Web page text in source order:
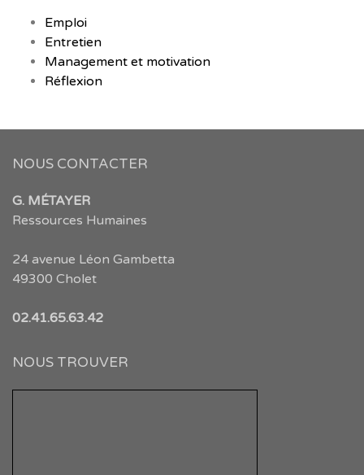
Emploi
Entretien
Management et motivation
Réflexion
NOUS CONTACTER
G. MÉTAYER
Ressources Humaines
24 avenue Léon Gambetta
49300 Cholet
02.41.65.63.42
NOUS TROUVER